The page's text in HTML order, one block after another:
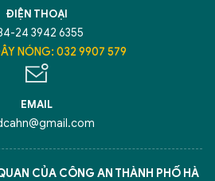
ĐIỆN THOẠI
24 3942 6355
NÓNG: 032 9907 579
EMAIL
CỦA CÔNG AN THÀNH PHỐ HÀ